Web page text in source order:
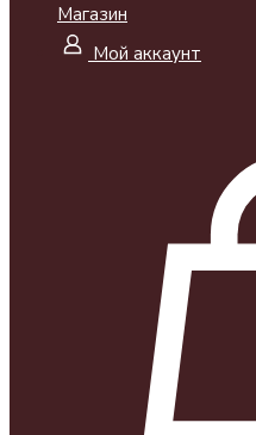
Магазин
Мой аккаунт